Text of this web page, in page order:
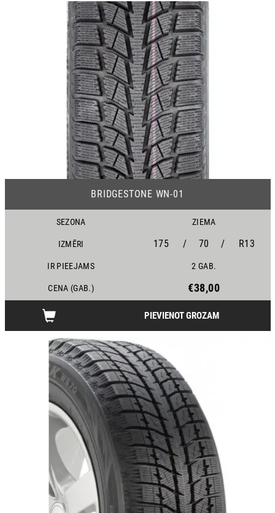
BRIDGESTONE WN-01
SEZONA ZIEMA
IZMĒRI 175 / 70 / R13
IR PIEEJAMS 2 GAB.
CENA (GAB.) €38,00
PIEVIENOT GROZAM